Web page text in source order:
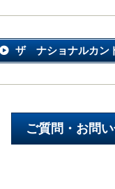
ザ ナショナルカン